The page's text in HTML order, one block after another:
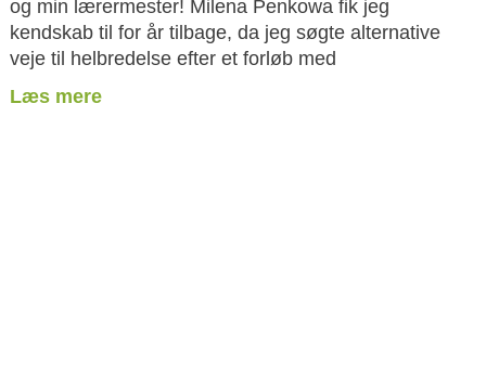
og min lærermester! Milena Penkowa fik jeg
kendskab til for år tilbage, da jeg søgte alternative
veje til helbredelse efter et forløb med
Læs mere